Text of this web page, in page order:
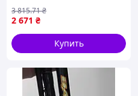
/ Удочка карповая
двухсоставная
2 671 ₴
3 815.71₴
Купить